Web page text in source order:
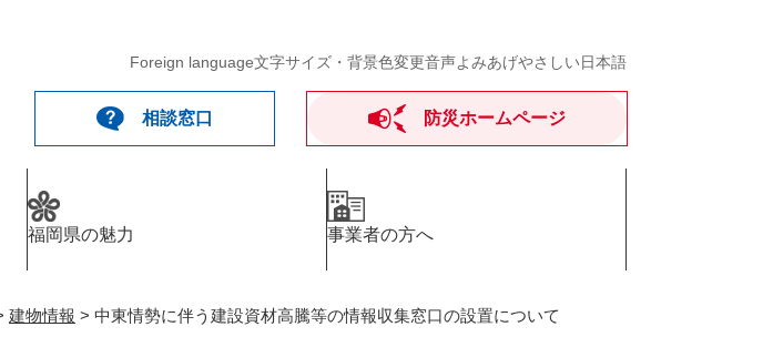
Foreign language文字サイズ・背景色変更音声よみあげやさしい日本語
相談窓口 防災ホームページ
福岡県の魅力 事業者の方へ
建物情報 > 中東情勢に伴う建設資材高騰等の情報収集窓口の設置について